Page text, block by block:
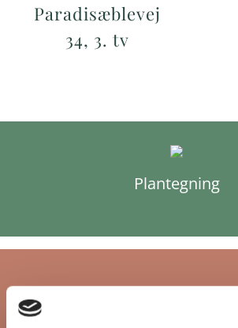
Paradisæblevej
34, 3. tv
Plantegning